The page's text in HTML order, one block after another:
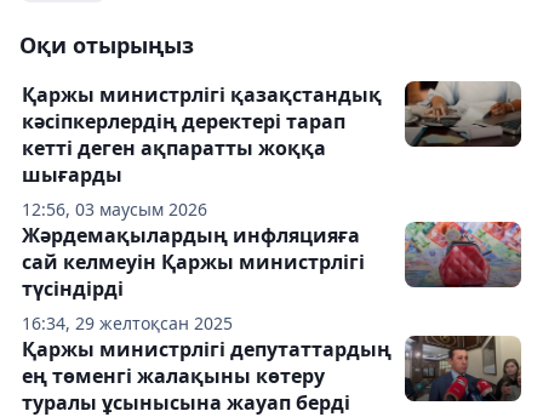
Оқи отырыңыз
12:56, 03 маусым 2026
Қаржы министрлігі қазақстандық
кәсіпкерлердің деректері тарап
кетті деген ақпаратты жоққа
шығарды
16:34, 29 желтоқсан 2025
Жәрдемақылардың инфляцияға
сай келмеуін Қаржы министрлігі
түсіндірді
Қаржы министрлігі депутаттардың
ең төменгі жалақыны көтеру
туралы ұсынысына жауап берді